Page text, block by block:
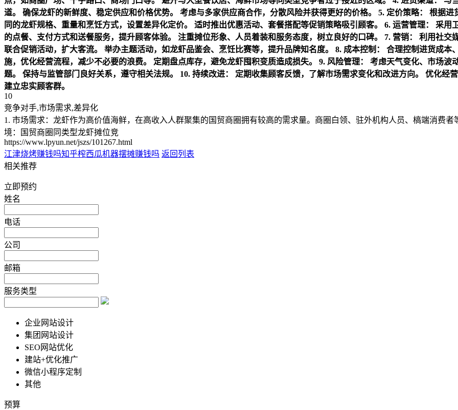
道。
确保龙虾的新鲜度、稳定供应和价格优势。 考虑与多家供应商合作，分散风险并获得更好的价格。 5. 定价策略：
根据进
同的龙虾规格、重量和烹饪方式，设置差异化定价。
适时推出优惠活动、套餐搭配等促销策略吸引顾客。 6. 运营管理：
采用
的点餐、支付方式和送餐服务，提升顾客体验。
注重摊位形象、人员着装和服务态度，树立良好的口碑。 7. 营销：
利用社交
联合促销活动，扩大客流。
举办主题活动，如龙虾品鉴会、烹饪比赛等，提升品牌知名度。 8. 成本控制：
合理控制进货成本
施，优化经营流程，减少不必要的浪费。
定期盘点库存，避免龙虾囤积变质造成损失。 9. 风险管理：
考虑天气变化、市场波
题。
保持与监管部门良好关系，遵守相关法规。 10. 持续改进： 定期收集顾客反馈，了解市场需求变化和改进方向。
优化经
建立忠实顾客群。
10
竞争对手,市场需求,差异化
1. 市场需求：龙虾作为高价值海鲜，在高收入人群聚集的国贸商圈拥有较高的需求量。商圈白领、驻外机构人员、槁端消费
境：国贸商圈同类型龙虾摊位竞
https://www.lpyun.net/jszs/101267.html
江津烧烤赚钱吗知乎榨西瓜机器摆摊赚钱吗 返回列表
相关推荐
立即预约
姓名
电话
公司
邮箱
服务类型
企业网站设计
集团网站设计
SEO网站优化
建站+优化推广
微信小程序定制
其他
预算